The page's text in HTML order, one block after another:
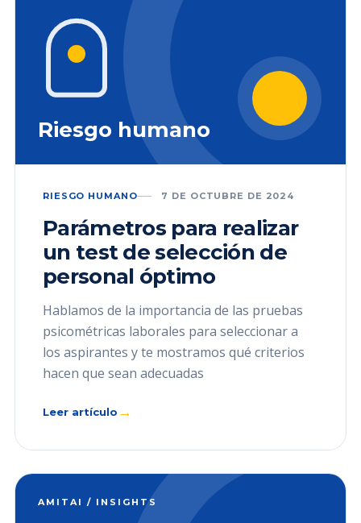
Riesgo humano
RIESGO HUMANO 7 DE OCTUBRE DE 2024
Parámetros para realizar
un test de selección de
personal óptimo
Hablamos de la importancia de las pruebas
psicométricas laborales para seleccionar a
los aspirantes y te mostramos qué criterios
hacen que sean adecuadas
Leer artículo →
AMITAI / INSIGHTS